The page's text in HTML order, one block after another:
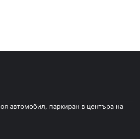
автомобил, паркиран в центъра на